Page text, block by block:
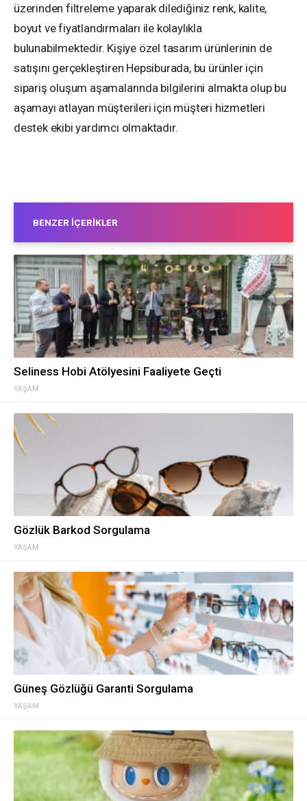
üzerinden filtreleme yaparak dilediğiniz renk, kalite,
boyut ve fiyatlandırmaları ile kolaylıkla
bulunabilmektedir. Kişiye özel tasarım ürünlerinin de
satışını gerçekleştiren Hepsiburada, bu ürünler için
sipariş oluşum aşamalarında bilgilerini almakta olup bu
aşamayı atlayan müşterileri için müşteri hizmetleri
destek ekibi yardımcı olmaktadır.
BENZER İÇERIKLER
YAŞAM
Seliness Hobi Atölyesini Faaliyete Geçti
YAŞAM
Gözlük Barkod Sorgulama
YAŞAM
Güneş Gözlüğü Garanti Sorgulama